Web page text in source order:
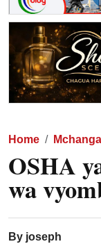
Home
OSHA
wa
By joseph